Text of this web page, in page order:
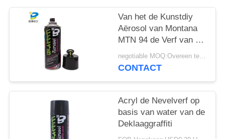
Van het de Kunstdiy
Aërosol van Montana
MTN 94 de Verf van de
de Graffitinevel
negotiable MOQ:Overeen te komen
CONTACT
Acryl de Nevelverf op
basis van water van de
Deklaaggraffiti